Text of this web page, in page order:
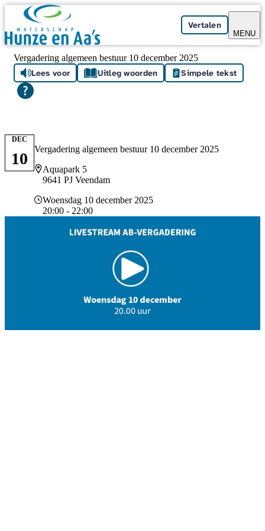
Skip navigation
Vertalen
MENU
Vergadering algemeen bestuur 10 december 2025
Lees voor Uitleg woorden Simpele tekst
Vergadering algemeen bestuur 10 december 2025
Locatie
Aquapark 5
9641 PJ Veendam
Datum en tijd
Woensdag 10 december 2025
20:00 - 22:00
DEC
10